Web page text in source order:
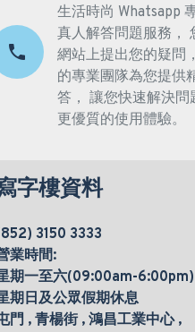
生活時尚 Whatsapp
真人解答問題服務，
網站上提出您的疑問
的專業團隊為您提供
答， 讓您快速解決問
更優質的使用體驗。
字樓資料
3150 3333
業時間:
期一至六(09:00am-6:00pm)
期日及公眾假期休息
門 , 青楊街 , 鴻昌工業中心 ,